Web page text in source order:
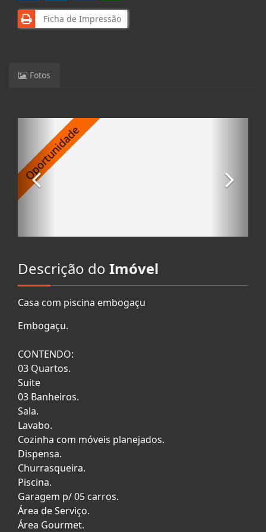
Ficha de Impressão
Fotos
Descrição do Imóvel
Casa com piscina embogaçu
Embogaçu.
CONTENDO:
03 Quartos.
Suite
03 Banheiros.
Sala.
Lavabo.
Cozinha com móveis planejados.
Dispensa.
Churrasqueira.
Piscina.
Garagem p/ 05 carros.
Área de Serviço.
Área Gourmet.